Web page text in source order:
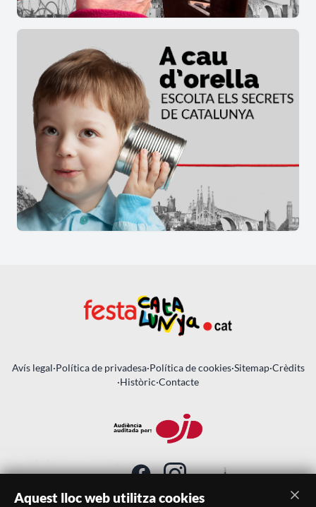
Avís legal·Política de privadesa·Política de cookies·Sitemap·Crèdits
·Històric·Contacte
Aquest lloc web utilitza cookies